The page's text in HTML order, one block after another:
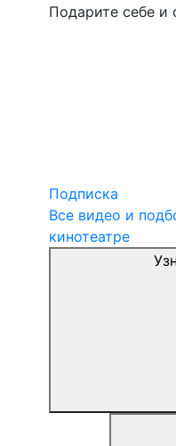
Подарите себе и
Подписка
Все видео и
кинотеатре